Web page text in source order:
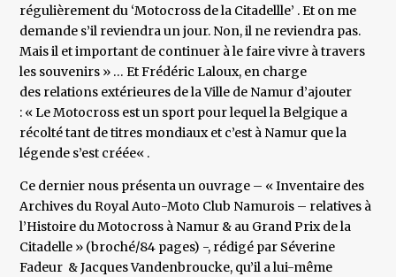
régulièrement du ‘Motocross de la Citadellle’ . Et on me
demande s’il reviendra un jour. Non, il ne reviendra pas.
Mais il et important de continuer à le faire vivre à travers
les souvenirs » … Et Frédéric Laloux, en charge
des relations extérieures de la Ville de Namur d’ajouter
: « Le Motocross est un sport pour lequel la Belgique a
récolté tant de titres mondiaux et c’est à Namur que la
légende s’est créée« .
Ce dernier nous présenta un ouvrage – « Inventaire des
Archives du Royal Auto-Moto Club Namurois – relatives à
l’Histoire du Motocross à Namur & au Grand Prix de la
Citadelle » (broché/84 pages) -, rédigé par Séverine
Fadeur & Jacques Vandenbroucke, qu’il a lui-même